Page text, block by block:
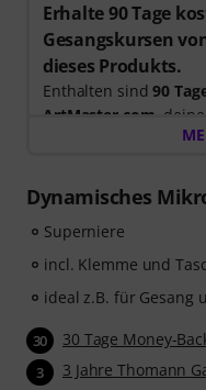
Erhalte 90 Tage
Gesangskursen
dieses Produkts.
Enthalten sind90
ArtMaster.com ,
modernen
Beim Kauf dieses
bis 14. Oktober 2026
Tage-Gutschein Code
Premium-Kurs
,
Streisand, Justin
zusammengearbeitet
Dynamisches
Superniere
incl. Klemme und
ideal z.B. für Gesang
30 30 Tage Money-
3 3 Jahre Thomann